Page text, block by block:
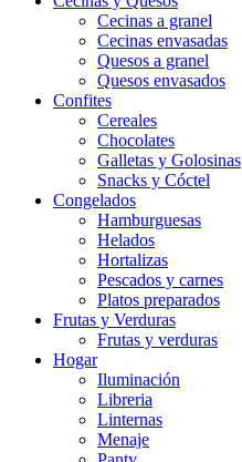
Cecinas a granel
Cecinas envasadas
Quesos a granel
Quesos envasados
Confites
Cereales
Chocolates
Galletas y Golosinas
Snacks y Cóctel
Congelados
Hamburguesas
Helados
Hortalizas
Pescados y carnes
Platos preparados
Frutas y Verduras
Frutas y verduras
Hogar
Iluminación
Libreria
Linternas
Menaje